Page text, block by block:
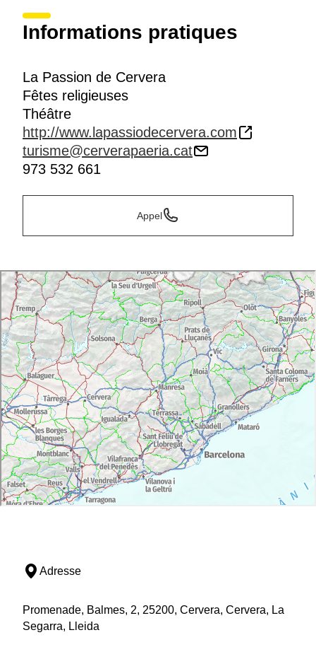
Informations pratiques
La Passion de Cervera
Fêtes religieuses
Théâtre
http://www.lapassiodecervera.com
turisme@cerverapaeria.cat
973 532 661
Appel
Adresse
Promenade, Balmes, 2, 25200, Cervera, Cervera, La
Segarra, Lleida